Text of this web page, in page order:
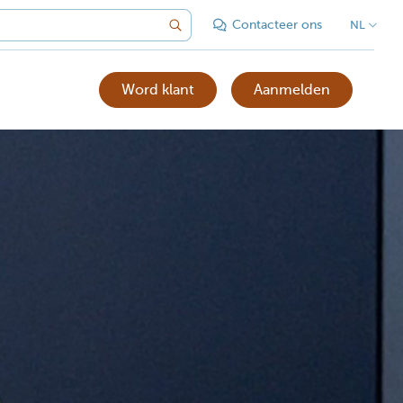
Contacteer ons NL
Word klant Aanmelden